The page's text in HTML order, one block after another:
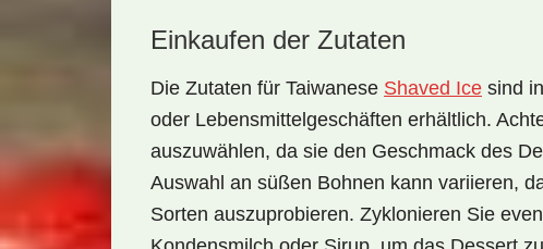
Einkaufen der Zutaten
Die Zutaten für Taiwanese Shaved Ice sind
oder Lebensmittelgeschäften erhältlich.
auszuwählen, da sie den Geschmack des
Auswahl an süßen Bohnen kann variieren,
Sorten auszuprobieren. Zyklonieren Sie